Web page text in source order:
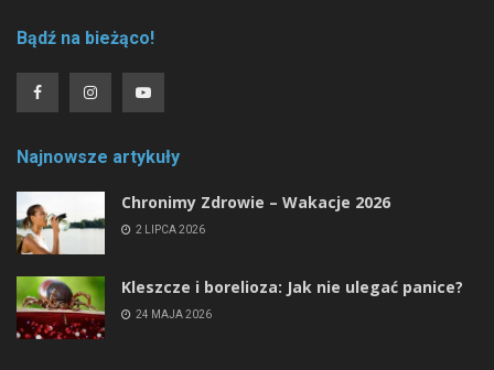
Bądź na bieżąco!
Najnowsze artykuły
Chronimy Zdrowie ­– Wakacje 2026
2 LIPCA 2026
Kleszcze i borelioza: Jak nie ulegać panice?
24 MAJA 2026